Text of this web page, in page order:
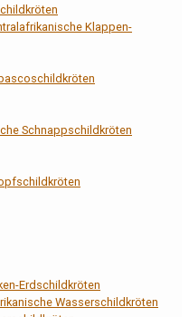
Klappen-
Schnappschildkröten
Erdschildkröten
Wasserschildkröten